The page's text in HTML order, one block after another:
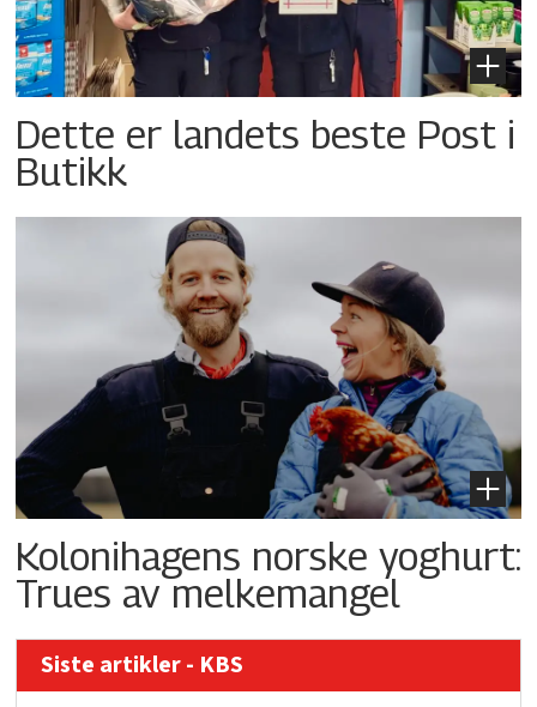
Dette er landets beste Post i
Butikk
Kolonihagens norske yoghurt:
Trues av melkemangel
Siste artikler - KBS